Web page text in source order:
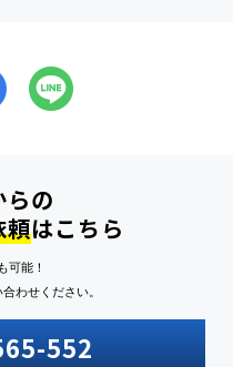
らの
頼はこちら
可能！
わせください。
552